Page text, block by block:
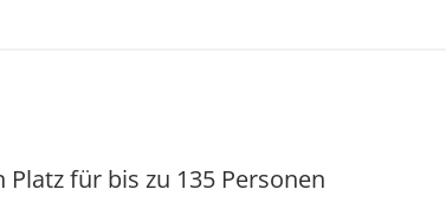
für bis zu 135 Personen